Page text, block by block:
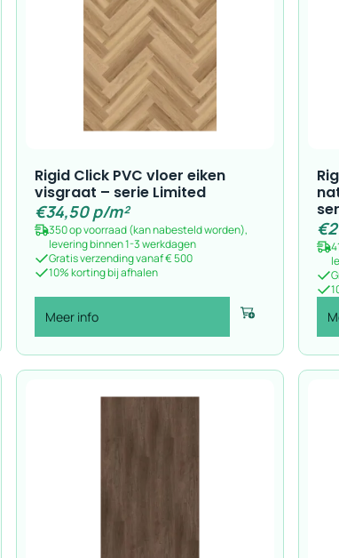
Rigid Click PVC vloer eiken
visgraat – serie Limited
€34,50p/m²
350 op voorraad (kan nabesteld worden),
levering binnen 1-3 werkdagen
Gratis verzending vanaf € 500
10% korting bij afhalen
Meer info Voeg toe
€